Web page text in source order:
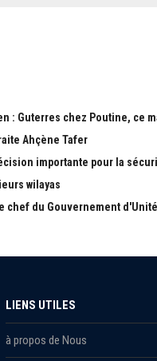
: Guterres chez Poutine, ce
Ahçène Tafer
importante pour la
wilayas
chef du Gouvernement
LIENS UTILES
à propos de Nous